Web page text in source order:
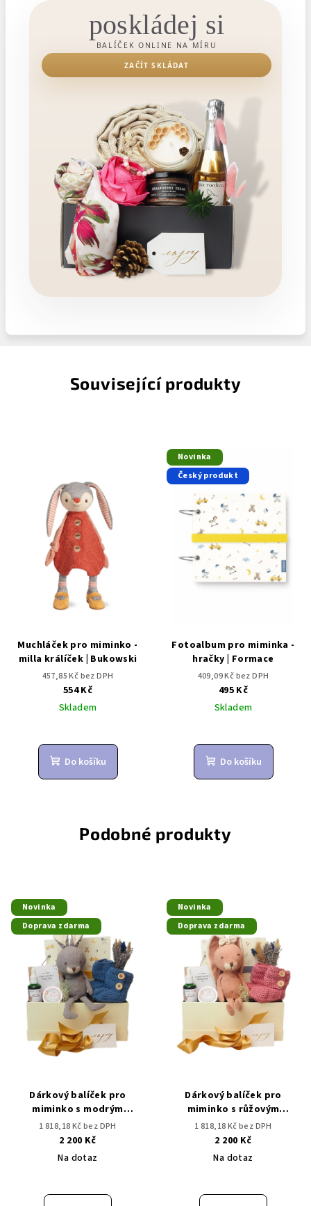
poskládej si
BALÍČEK ONLINE NA MÍRU
ZAČÍT SKLÁDAT
Související produkty
Muchláček pro miminko -
milla králíček | Bukowski
457,85 Kč bez DPH
554 Kč
Skladem
Do košíku
Novinka
Český produkt
Fotoalbum pro miminka -
hračky | Formace
409,09 Kč bez DPH
495 Kč
Skladem
Do košíku
Podobné produkty
Novinka
Doprava zdarma
Dárkový balíček pro
miminko s modrým
zajíčkem | Dárek pro
miminko
1 818,18 Kč bez DPH
2 200 Kč
Na dotaz
Novinka
Doprava zdarma
Dárkový balíček pro
miminko s růžovým
zajíčkem | Dárek pro
miminko
1 818,18 Kč bez DPH
2 200 Kč
Na dotaz